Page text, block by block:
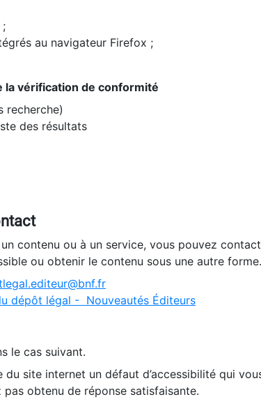
;
au navigateur Firefox ;
la vérification de conformité
recherche)
des résultats
un contenu ou à un service, vous pouvez
ou obtenir le contenu sous une autre forme.
dépôt légal - Nouveautés Éditeurs
le cas suivant.
site internet un défaut d’accessibilité qui
obtenu de réponse satisfaisante.